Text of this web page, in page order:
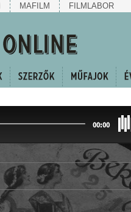
MAFILM FILMLABOR
00:00